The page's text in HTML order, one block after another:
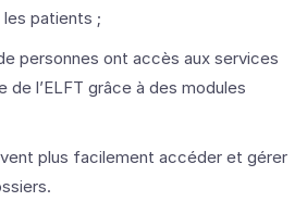
patients ;
personnes ont accès aux services
de l’ELFT grâce à des modules
plus facilement accéder et gérer